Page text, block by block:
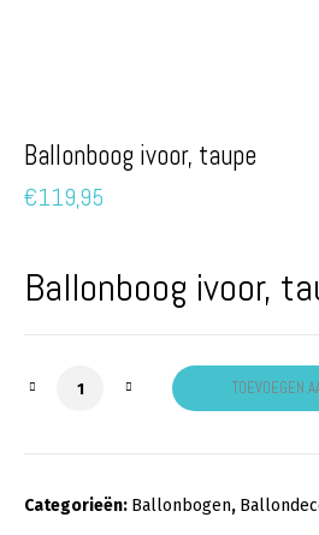
Ballonboog ivoor, taupe
€119,95
Ballonboog ivoor,
Ballonboog ivoor, taupe
TOEVOEGEN
Categorieën: Ballonbogen,